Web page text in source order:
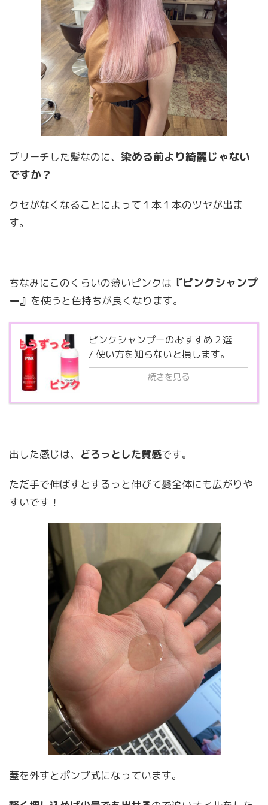
ブリーチした髪なのに、 染める前より綺麗じゃない
ですか？
クセがなくなることによって１本１本のツヤが出ま
す。
ちなみにこのくらいの薄いピンクは 『ピンクシャンプ
ー』 を使うと色持ちが良くなります。
ピンクシャンプーのおすすめ２選
/ 使い方を知らないと損します。
続きを見る
出した感じは、 どろっとした質感です。
ただ手で伸ばすとするっと伸びて髪全体にも広がりや
すいです！
蓋を外すとポンプ式になっています。